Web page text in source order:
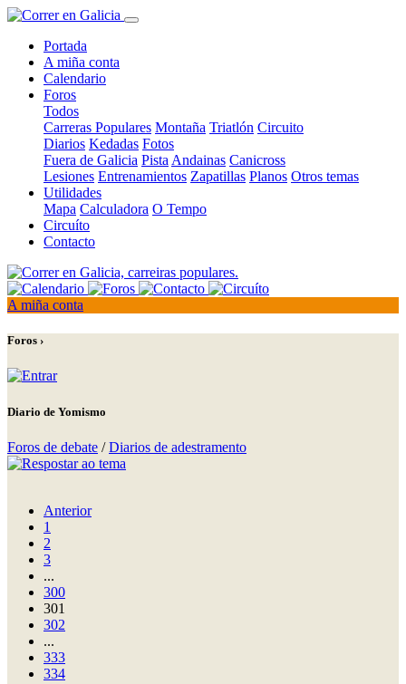
Portada
A miña conta
Calendario
Foros
Todos
Carreras Populares Montaña Triatlón Circuito
Diarios Kedadas Fotos
Fuera de Galicia Pista Andainas Canicross
Lesiones Entrenamientos Zapatillas Planos Otros temas
Utilidades
Mapa Calculadora O Tempo
Circuíto
Contacto
A miña conta
Foros ›
Diario de Yomismo
Foros de debate /Diarios de adestramento
Anterior
1
2
3
...
300
301
302
...
333
334